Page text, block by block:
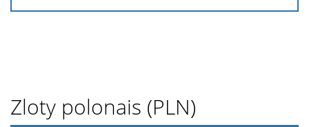
Zloty polonais (PLN)